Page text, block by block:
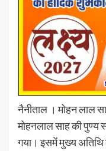
नैनीताल । मोहन लाल
मोहनलाल साह की पुण्य
गया। इसमें मुख्य अतिथि